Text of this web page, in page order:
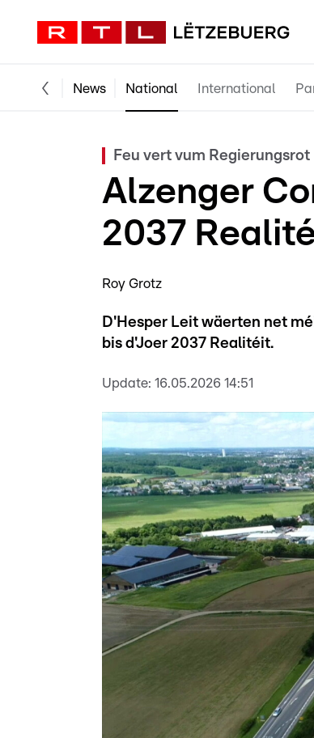
News National International
Feu vert vum Regierungsrot
Alzenger
2037
Roy Grotz
D'Hesper Leit wäerten net
bis d'Joer 2037 Realitéit.
Update: 16.05.2026 14:51